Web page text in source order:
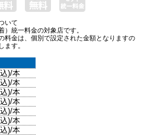
いて
）統一料金の対象店です。
料金は、個別で設定された金額となりますの
ます。
)/本
)/本
)/本
)/本
)/本
)/本
)/本